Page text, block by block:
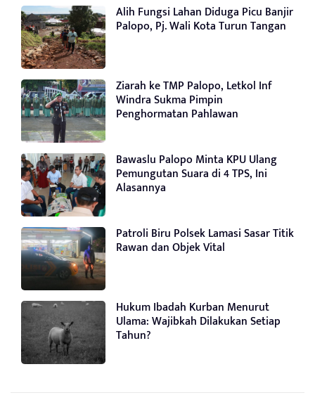
Alih Fungsi Lahan Diduga Picu Banjir
Palopo, Pj. Wali Kota Turun Tangan
Ziarah ke TMP Palopo, Letkol Inf
Windra Sukma Pimpin
Penghormatan Pahlawan
Bawaslu Palopo Minta KPU Ulang
Pemungutan Suara di 4 TPS, Ini
Alasannya
Patroli Biru Polsek Lamasi Sasar Titik
Rawan dan Objek Vital
Hukum Ibadah Kurban Menurut
Ulama: Wajibkah Dilakukan Setiap
Tahun?